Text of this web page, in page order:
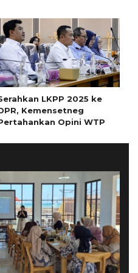
LKPP 2025 ke
Kemensetneg
Opini WTP